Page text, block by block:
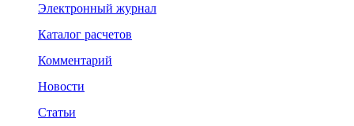
Электронный журнал
Каталог расчетов
Комментарий
Новости
Статьи